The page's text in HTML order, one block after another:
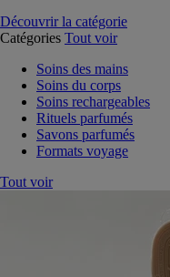
Découvrir la catégorie
Catégories Tout voir
Soins des mains
Soins du corps
Soins rechargeables
Rituels parfumés
Savons parfumés
Formats voyage
Tout voir